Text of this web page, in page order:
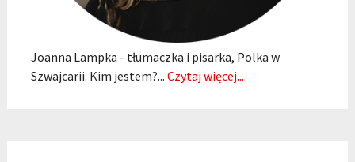
Joanna Lampka - tłumaczka i pisarka, Polka w
Szwajcarii. Kim jestem?... Czytaj więcej...